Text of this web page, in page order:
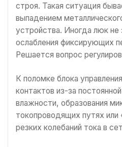
строя. Такая ситуация
выпадением
устройства. Иногда люк не
ослабления фиксирующих
Решается вопрос
К поломке блока
контактов из-за
влажности, образования
токопроводящих путях или
резких колебаний тока в